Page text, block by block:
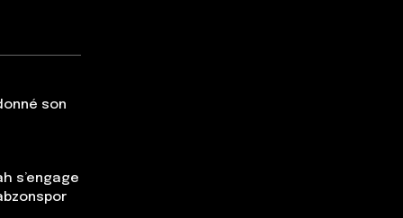
son
s’engage